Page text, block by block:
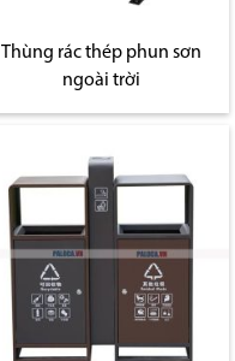
Thùng rác thép phun sơn
ngoài trời